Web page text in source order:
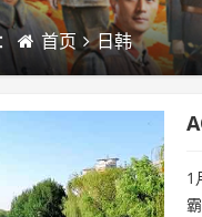
首页 日韩
1